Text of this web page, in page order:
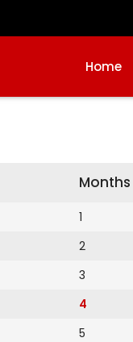
Home
Months
1
2
3
4
5